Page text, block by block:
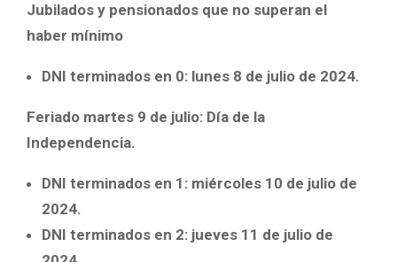
Jubilados y pensionados que no superan el
haber mínimo
DNI terminados en 0: lunes 8 de julio de 2024.
Feriado martes 9 de julio: Día de la
Independencia.
DNI terminados en 1: miércoles 10 de julio de
2024.
DNI terminados en 2: jueves 11 de julio de